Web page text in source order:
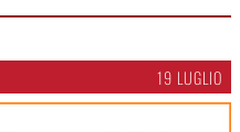
19 LUGLIO